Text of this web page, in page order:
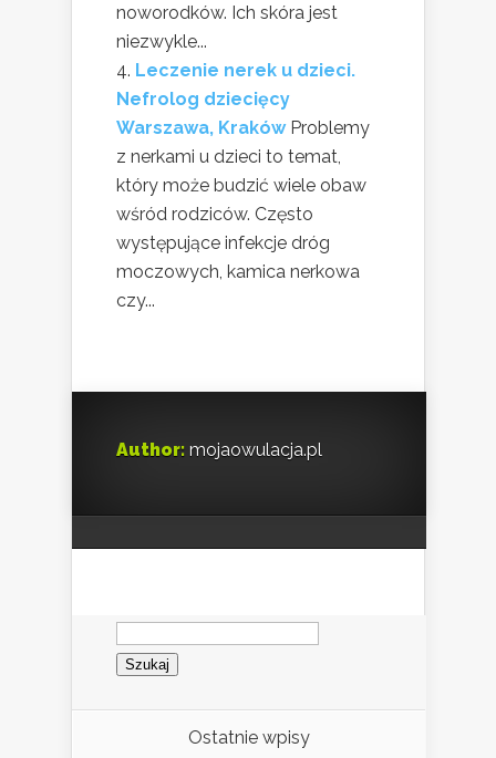
noworodków. Ich skóra jest
niezwykle...
Leczenie nerek u dzieci.
Nefrolog dziecięcy
Warszawa, Kraków Problemy
z nerkami u dzieci to temat,
który może budzić wiele obaw
wśród rodziców. Często
występujące infekcje dróg
moczowych, kamica nerkowa
czy...
Author: mojaowulacja.pl
Szukaj:
Ostatnie wpisy